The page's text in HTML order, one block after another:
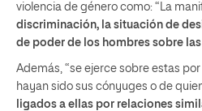
violencia de género como: “La
discriminación, la situación de
de poder de los hombres sobre
Además, “se ejerce sobre estas
hayan sido sus cónyuges o de
ligados a ellas por relaciones